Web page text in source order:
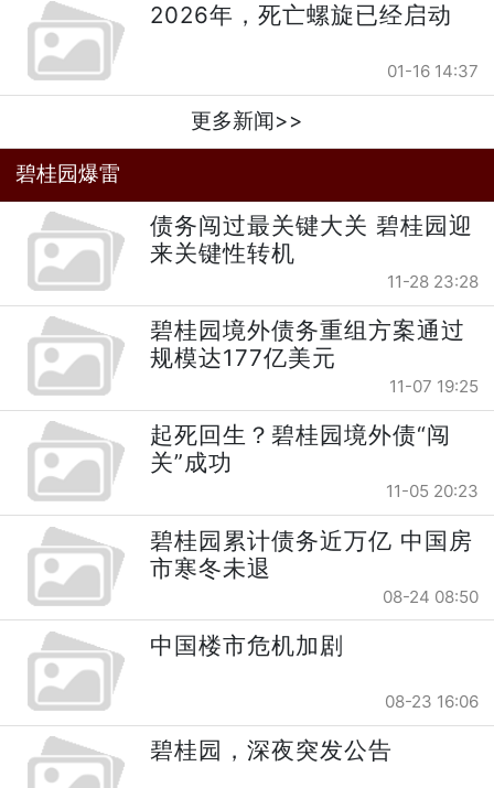
2026年，死亡螺旋已经启动
01-16 14:37
更多新闻>>
碧桂园爆雷
债务闯过最关键大关 碧桂园迎
来关键性转机
11-28 23:28
碧桂园境外债务重组方案通过
规模达177亿美元
11-07 19:25
起死回生？碧桂园境外债“闯
关”成功
11-05 20:23
碧桂园累计债务近万亿 中国房
市寒冬未退
08-24 08:50
中国楼市危机加剧
08-23 16:06
碧桂园，深夜突发公告